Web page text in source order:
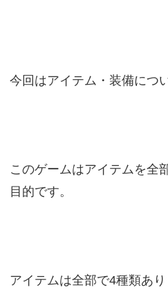
今回はアイテム・装備につ
このゲームはアイテムを全
目的です。
アイテムは全部で4種類あり